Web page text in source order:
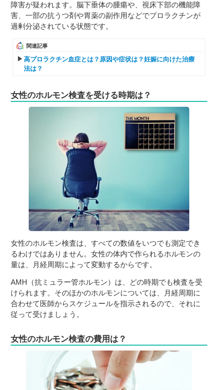
障害が疑われます。脳下垂体の腫瘍や、視床下部の機能障
害、一部の抗うつ剤や胃薬の副作用などでプロラクチンが
過剰分泌されている状態です。
関連記事
高プロラクチン血症とは？原因や症状は？妊娠に向けた治療
法は？
女性のホルモン検査を受ける時期は？
女性のホルモン検査は、すべての数値をいつでも測定でき
るわけではありません。女性の体内で作られるホルモンの
量は、月経周期によって変動するからです。
AMH（抗ミュラー管ホルモン）は、どの時期でも検査を受
けられます。そのほかのホルモンについては、月経周期に
合わせて医師からスケジュールを指示されるので、それに
従って受けましょう。
女性のホルモン検査の費用は？